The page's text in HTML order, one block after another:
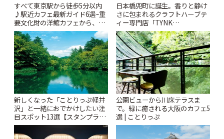
すべて東京駅から徒歩5分以内
♪駅近カフェ最新ガイド6選~重
要文化財の洋館カフェから、改
札すぐのレトロ喫茶まで~ | こと
りっぷ
日本橋兜町に誕生。香りと静け
さに包まれるクラフトハーブテ
ィー専門店「TYNK
Kabutocho」 | ことりっぷ
新しくなった「ことりっぷ軽井
沢」と一緒におでかけしたい注
目スポット13選【スタンプラリ
ー開催中】 | ことりっぷ
公園ビューから川床テラスま
で。緑に癒される大阪のカフェ5
選 | ことりっぷ